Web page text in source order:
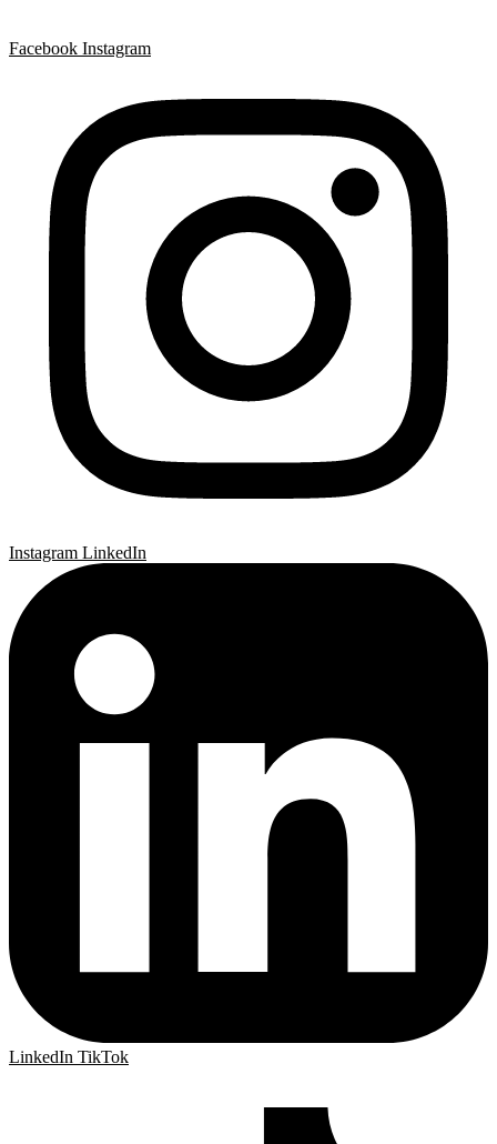
Facebook Instagram
Instagram LinkedIn
LinkedIn TikTok